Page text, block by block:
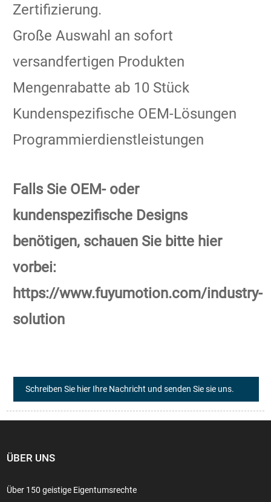
Zertifizierung.
Große Auswahl an sofort
versandfertigen Produkten
Mengenrabatte ab 10 Stück
Kundenspezifische OEM-Lösungen
Programmierdienstleistungen
Falls Sie OEM- oder
kundenspezifische Designs
benötigen, schauen Sie bitte hier
vorbei:
https://www.fuyumotion.com/industry-
solution
Schreiben Sie hier Ihre Nachricht und senden Sie sie uns.
ÜBER UNS
Über 150 geistige Eigentumsrechte